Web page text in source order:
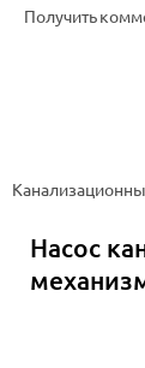
Получить
Насос